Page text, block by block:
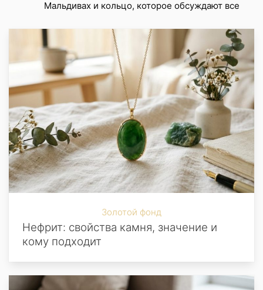
Мальдивах и кольцо, которое обсуждают все
Золотой фонд
Нефрит: свойства камня, значение и
кому подходит